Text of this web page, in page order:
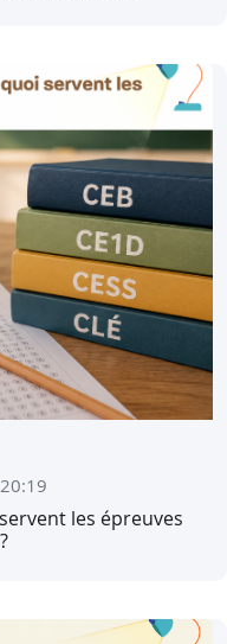
servent les épreuves